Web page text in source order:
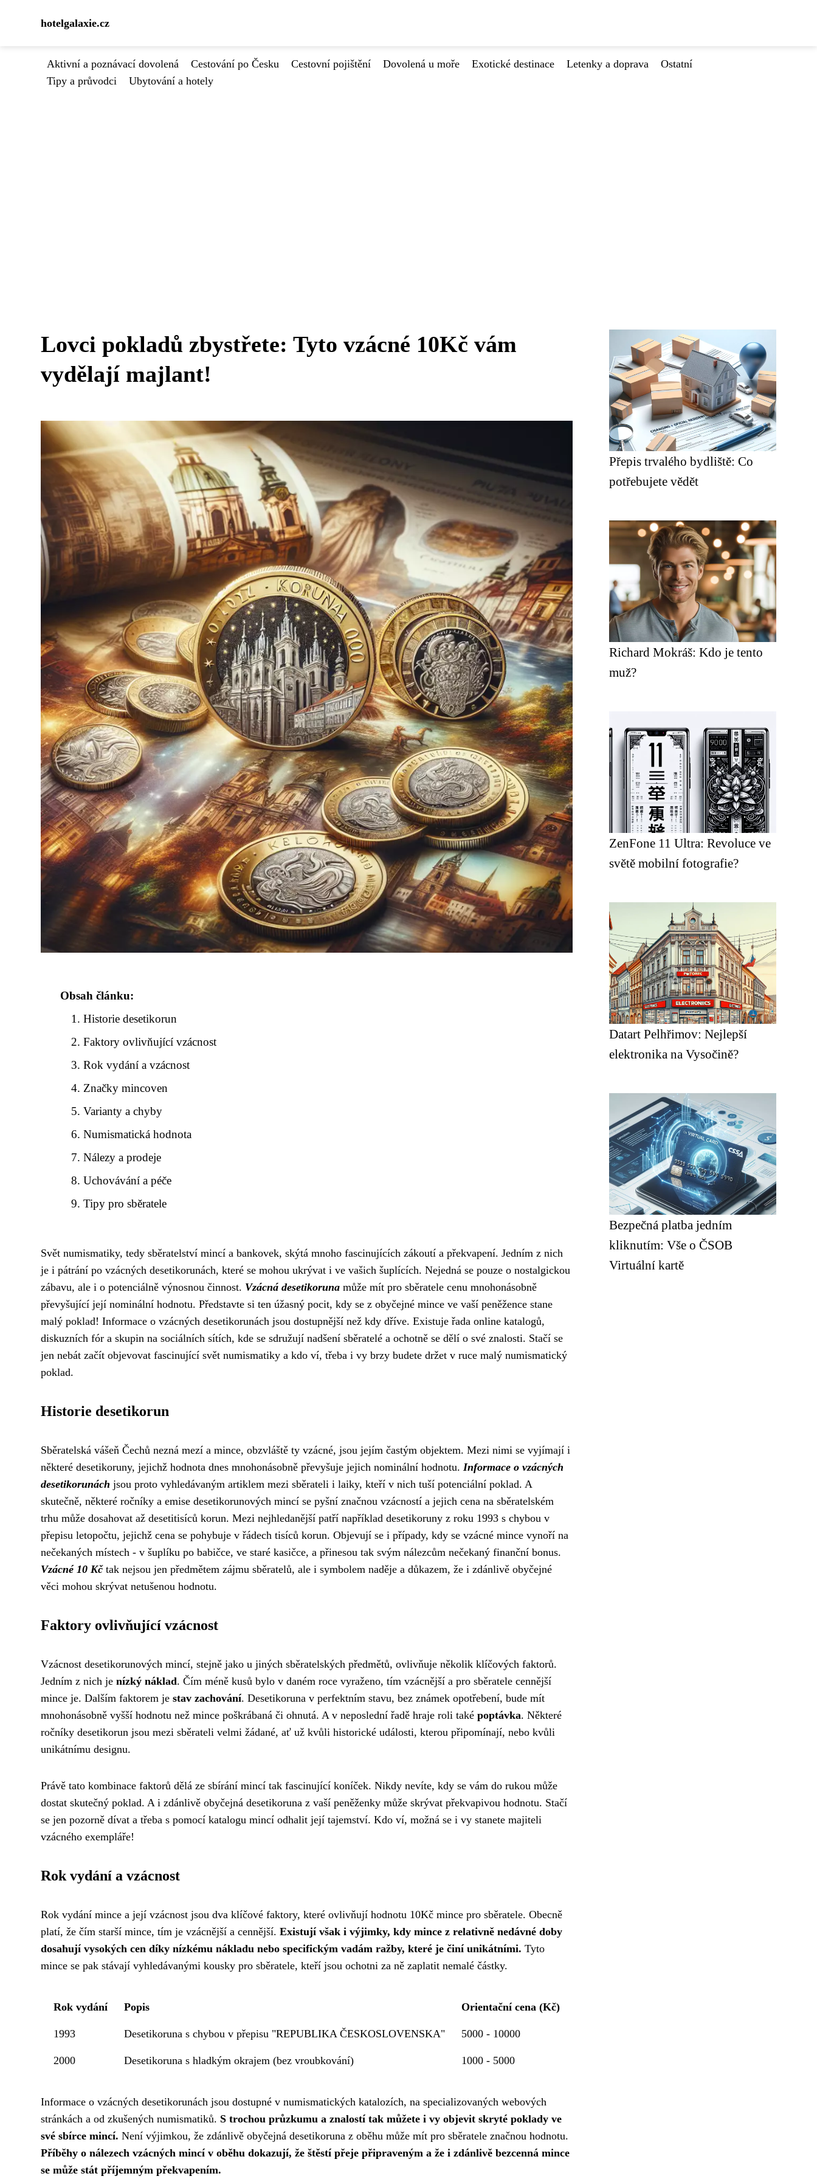
hotelgalaxie.cz
Aktivní a poznávací dovolená Cestování po Česku Cestovní pojištění Dovolená u moře Exotické destinace Letenky a doprava
Ostatní
Tipy a průvodci
Ubytování a hotely
Lovci pokladů zbystřete: Tyto vzácné 10Kč vám
vydělají majlant!
Obsah článku:
Historie desetikorun
Faktory ovlivňující vzácnost
Rok vydání a vzácnost
Značky mincoven
Varianty a chyby
Numismatická hodnota
Nálezy a prodeje
Uchovávání a péče
Tipy pro sběratele
Svět numismatiky, tedy sběratelství mincí a bankovek, skýtá mnoho fascinujících zákoutí a překvapení. Jedním z nich
je i pátrání po vzácných desetikorunách, které se mohou ukrývat i ve vašich šuplících. Nejedná se pouze o nostalgickou
zábavu, ale i o potenciálně výnosnou činnost. Vzácná desetikoruna může mít pro sběratele cenu mnohonásobně
převyšující její nominální hodnotu. Představte si ten úžasný pocit, kdy se z obyčejné mince ve vaší peněžence stane
malý poklad! Informace o vzácných desetikorunách jsou dostupnější než kdy dříve. Existuje řada online katalogů,
diskuzních fór a skupin na sociálních sítích, kde se sdružují nadšení sběratelé a ochotně se dělí o své znalosti. Stačí se
jen nebát začít objevovat fascinující svět numismatiky a kdo ví, třeba i vy brzy budete držet v ruce malý numismatický
poklad.
Historie desetikorun
Sběratelská vášeň Čechů nezná mezí a mince, obzvláště ty vzácné, jsou jejím častým objektem. Mezi nimi se vyjímají i
některé desetikoruny, jejichž hodnota dnes mnohonásobně převyšuje jejich nominální hodnotu. Informace o vzácných
desetikorunách jsou proto vyhledávaným artiklem mezi sběrateli i laiky, kteří v nich tuší potenciální poklad. A
skutečně, některé ročníky a emise desetikorunových mincí se pyšní značnou vzácností a jejich cena na sběratelském
trhu může dosahovat až desetitisíců korun. Mezi nejhledanější patří například desetikoruny z roku 1993 s chybou v
přepisu letopočtu, jejichž cena se pohybuje v řádech tisíců korun. Objevují se i případy, kdy se vzácné mince vynoří na
nečekaných místech - v šuplíku po babičce, ve staré kasičce, a přinesou tak svým nálezcům nečekaný finanční bonus.
Vzácné 10 Kčtak nejsou jen předmětem zájmu sběratelů, ale i symbolem naděje a důkazem, že i zdánlivě obyčejné
věci mohou skrývat netušenou hodnotu.
Faktory ovlivňující vzácnost
Vzácnost desetikorunových mincí, stejně jako u jiných sběratelských předmětů, ovlivňuje několik klíčových faktorů.
Jedním z nich je nízký náklad. Čím méně kusů bylo v daném roce vyraženo, tím vzácnější a pro sběratele cennější
mince je. Dalším faktorem je stav zachování. Desetikoruna v perfektním stavu, bez známek opotřebení, bude mít
mnohonásobně vyšší hodnotu než mince poškrábaná či ohnutá. A v neposlední řadě hraje roli také poptávka. Některé
ročníky desetikorun jsou mezi sběrateli velmi žádané, ať už kvůli historické události, kterou připomínají, nebo kvůli
unikátnímu designu.
Právě tato kombinace faktorů dělá ze sbírání mincí tak fascinující koníček. Nikdy nevíte, kdy se vám do rukou může
dostat skutečný poklad. A i zdánlivě obyčejná desetikoruna z vaší peněženky může skrývat překvapivou hodnotu. Stačí
se jen pozorně dívat a třeba s pomocí katalogu mincí odhalit její tajemství. Kdo ví, možná se i vy stanete majiteli
vzácného exempláře!
Rok vydání a vzácnost
Rok vydání mince a její vzácnost jsou dva klíčové faktory, které ovlivňují hodnotu 10Kč mince pro sběratele. Obecně
platí, že čím starší mince, tím je vzácnější a cennější. Existují však i výjimky, kdy mince z relativně nedávné doby
dosahují vysokých cen díky nízkému nákladu nebo specifickým vadám ražby, které je činí unikátními. Tyto
mince se pak stávají vyhledávanými kousky pro sběratele, kteří jsou ochotni za ně zaplatit nemalé částky.
Rok vydání Popis Orientační cena (Kč)
1993 Desetikoruna s chybou v přepisu "REPUBLIKA ČESKOSLOVENSKA" 5000 - 10000
2000 Desetikoruna s hladkým okrajem (bez vroubkování) 1000 - 5000
Informace o vzácných desetikorunách jsou dostupné v numismatických katalozích, na specializovaných webových
stránkách a od zkušených numismatiků. S trochou průzkumu a znalostí tak můžete i vy objevit skryté poklady ve
své sbírce mincí. Není výjimkou, že zdánlivě obyčejná desetikoruna z oběhu může mít pro sběratele značnou hodnotu.
Příběhy o nálezech vzácných mincí v oběhu dokazují, že štěstí přeje připraveným a že i zdánlivě bezcenná mince
se může stát příjemným překvapením.
Přepis trvalého bydliště: Co
potřebujete vědět
Richard Mokráš: Kdo je tento
muž?
ZenFone 11 Ultra: Revoluce ve
světě mobilní fotografie?
Datart Pelhřimov: Nejlepší
elektronika na Vysočině?
Bezpečná platba jedním
kliknutím: Vše o ČSOB
Virtuální kartě